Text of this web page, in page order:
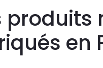
produits
en